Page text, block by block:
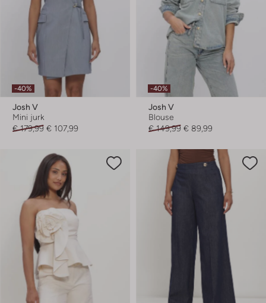
-40%
Josh V
Mini jurk
€ 179,99 € 107,99
-40%
Josh V
Blouse
€ 149,99 € 89,99